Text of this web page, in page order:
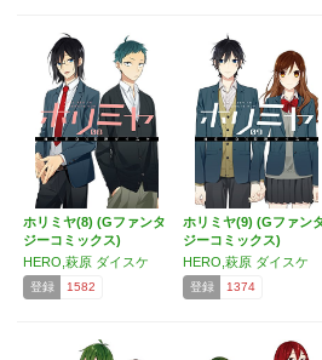
ホリミヤ(8) (Gファンタ
ジーコミックス)
HERO,萩原 ダイスケ
登録 1582
ホリミヤ(9) (Gファン
ジーコミックス)
HERO,萩原 ダイスケ
登録 1374